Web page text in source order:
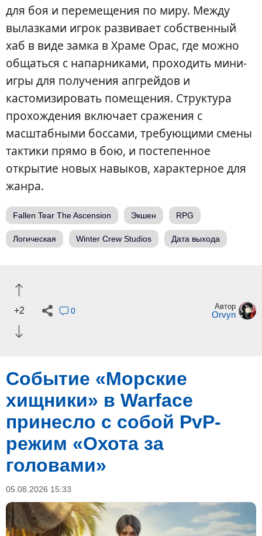
для боя и перемещения по миру. Между
вылазками игрок развивает собственный
хаб в виде замка в Храме Орас, где можно
общаться с напарниками, проходить мини-
игры для получения апгрейдов и
кастомизировать помещения. Структура
прохождения включает сражения с
масштабными боссами, требующими смены
тактики прямо в бою, и постепенное
открытие новых навыков, характерное для
жанра.
Fallen Tear The Ascension Экшен RPG
Логическая Winter Crew Studios Дата выхода
+2 0 Автор
Orvyn
Событие «Морские
хищники» в Warface
принесло с собой PvP-
режим «Охота за
головами»
05.08.2026 15:33